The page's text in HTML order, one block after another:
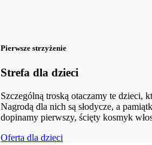
Pierwsze strzyżenie
Strefa dla dzieci
Szczególną troską otaczamy te dzieci,
Nagrodą dla nich są słodycze, a
dopinamy pierwszy, ścięty kosmyk
Oferta dla dzieci